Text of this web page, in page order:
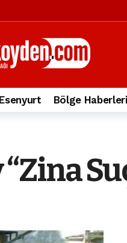
suçlamalar 10 ay önce
önce
2 yıl önce
Esenyurt Bölge Haberleri